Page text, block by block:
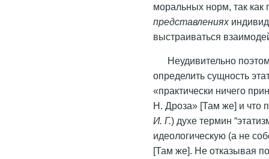
моральных норм, так
представлениях
выстраиваться
Неудивительно
определить сущность
«практически ничего
Н. Дроза» [Там же] и что
И. Г.) духе термин
идеологическую (а не
[Там же]. Не отказывая